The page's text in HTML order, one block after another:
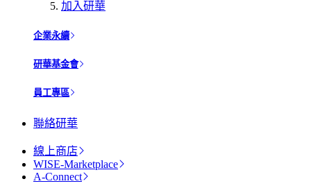
加入研華
企業永續
研華基金會
員工專區
聯絡研華
線上商店
WISE-Marketplace
A-Connect